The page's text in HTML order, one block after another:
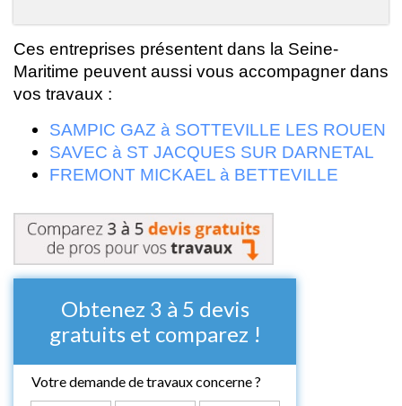
Ces entreprises présentent dans la Seine-
Maritime peuvent aussi vous accompagner dans
vos travaux :
SAMPIC GAZ à SOTTEVILLE LES ROUEN
SAVEC à ST JACQUES SUR DARNETAL
FREMONT MICKAEL à BETTEVILLE
Obtenez 3 à 5 devis
gratuits et comparez !
Votre demande de travaux concerne ?